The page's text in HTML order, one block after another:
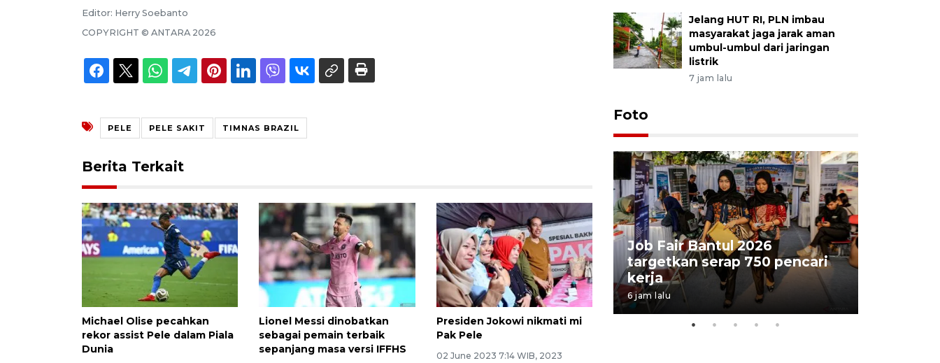
Editor: Herry Soebanto
COPYRIGHT © ANTARA 2026
PELE PELE SAKIT TIMNAS BRAZIL
Berita Terkait
Michael Olise pecahkan
rekor assist Pele dalam Piala
Dunia
Lionel Messi dinobatkan
sebagai pemain terbaik
sepanjang masa versi IFFHS
Presiden Jokowi nikmati mi
Pak Pele
02 June 2023 7:14 WIB, 2023
Jelang HUT RI, PLN imbau
masyarakat jaga jarak aman
umbul-umbul dari jaringan
listrik
7 jam lalu
Foto
Pameran seni rupa karya
seniman neurodivergen
03 August 2026 13:03 WIB
Job Fair Bantul 2026
targetkan serap 750 pencari
kerja
6 jam lalu